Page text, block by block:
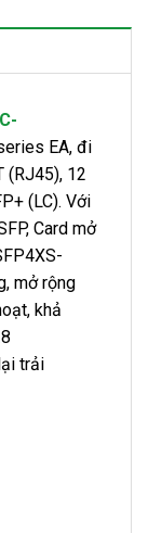
EA, đi
12
(LC). Với
Card mở
mở rộng
khả
trải